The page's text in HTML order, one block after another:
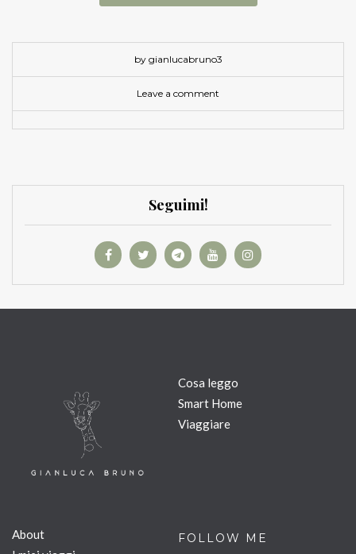
by gianlucabruno3
Leave a comment
Seguimi!
Cosa leggo
Smart Home
Viaggiare
About
FOLLOW ME